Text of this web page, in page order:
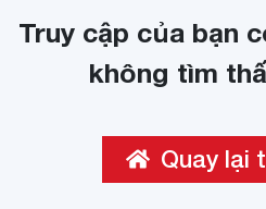
Truy cập của bạn
không tìm
Quay lại